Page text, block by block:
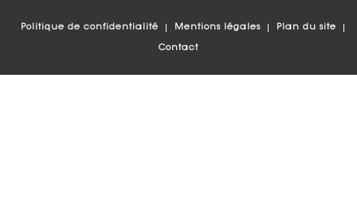
Politique de confidentialité Mentions légales Plan du site
Contact